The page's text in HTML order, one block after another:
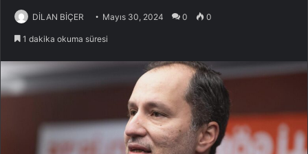
DİLAN BİÇER Mayıs 30, 2024 0 0
1 dakika okuma süresi